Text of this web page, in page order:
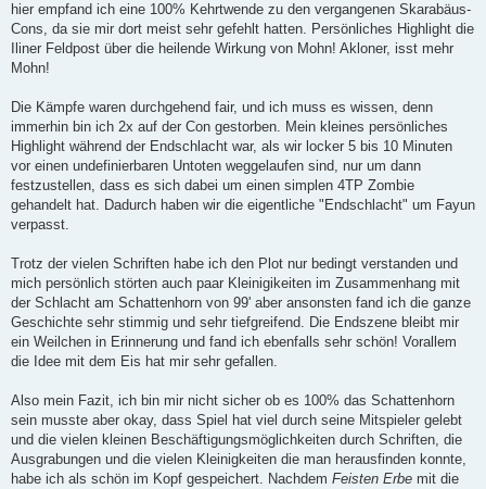
hier empfand ich eine 100% Kehrtwende zu den vergangenen Skarabäus-
Cons, da sie mir dort meist sehr gefehlt hatten. Persönliches Highlight die
Iliner Feldpost über die heilende Wirkung von Mohn! Akloner, isst mehr
Mohn!
Die Kämpfe waren durchgehend fair, und ich muss es wissen, denn
immerhin bin ich 2x auf der Con gestorben. Mein kleines persönliches
Highlight während der Endschlacht war, als wir locker 5 bis 10 Minuten
vor einen undefinierbaren Untoten weggelaufen sind, nur um dann
festzustellen, dass es sich dabei um einen simplen 4TP Zombie
gehandelt hat. Dadurch haben wir die eigentliche "Endschlacht" um Fayun
verpasst.
Trotz der vielen Schriften habe ich den Plot nur bedingt verstanden und
mich persönlich störten auch paar Kleinigikeiten im Zusammenhang mit
der Schlacht am Schattenhorn von 99' aber ansonsten fand ich die ganze
Geschichte sehr stimmig und sehr tiefgreifend. Die Endszene bleibt mir
ein Weilchen in Erinnerung und fand ich ebenfalls sehr schön! Vorallem
die Idee mit dem Eis hat mir sehr gefallen.
Also mein Fazit, ich bin mir nicht sicher ob es 100% das Schattenhorn
sein musste aber okay, dass Spiel hat viel durch seine Mitspieler gelebt
und die vielen kleinen Beschäftigungsmöglichkeiten durch Schriften, die
Ausgrabungen und die vielen Kleinigkeiten die man herausfinden konnte,
habe ich als schön im Kopf gespeichert. Nachdem Feisten Erbe mit die